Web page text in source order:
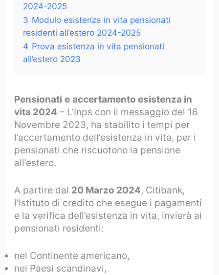
2024-2025
3 Modulo esistenza in vita pensionati
residenti all’estero 2024-2025
4 Prova esistenza in vita pensionati
all’estero 2023
Pensionati e accertamento esistenza in
vita 2024 – L’Inps con il messaggio del 16
Novembre 2023, ha stabilito i tempi per
l’accertamento dell’esistenza in vita, per i
pensionati che riscuotono la pensione
all’estero.
A partire dal 20 Marzo 2024, Citibank,
l’Istituto di credito che esegue i pagamenti
e la verifica dell’esistenza in vita, invierà ai
pensionati residenti:
nel Continente americano,
nei Paesi scandinavi,